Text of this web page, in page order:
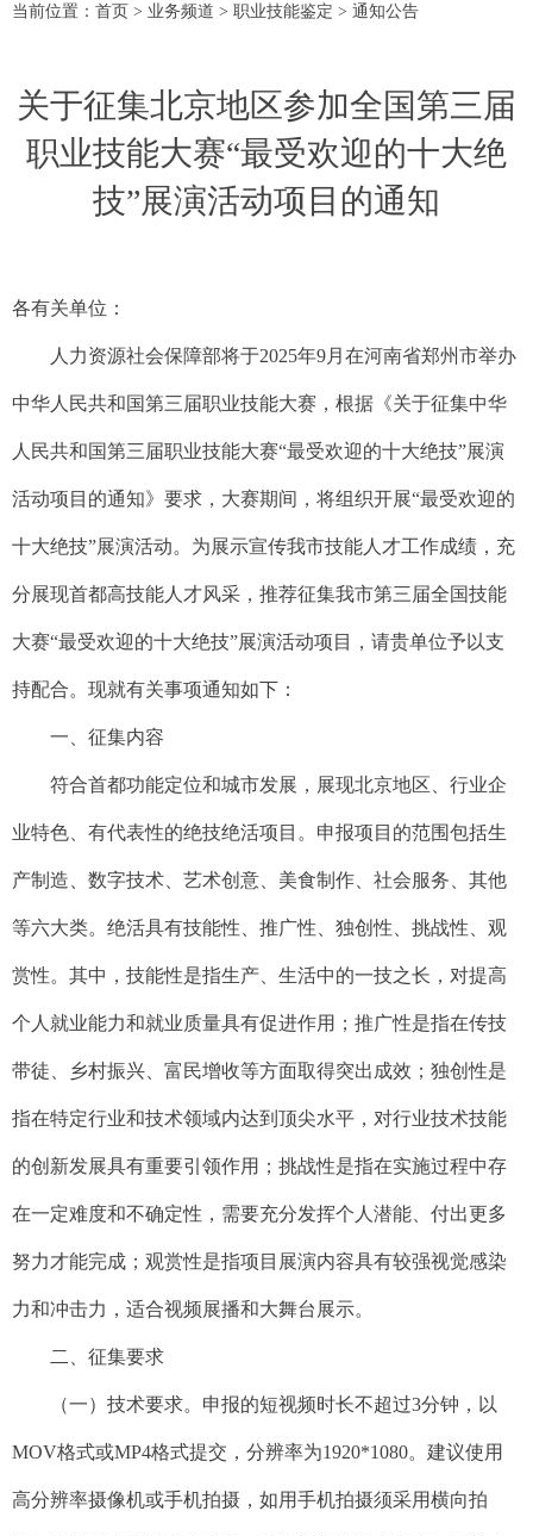
当前位置： 首页 > 业务频道 > 职业技能鉴定 > 通知公告
关于征集北京地区参加全国第三届
职业技能大赛“最受欢迎的十大绝
技”展演活动项目的通知
各有关单位：
人力资源社会保障部将于2025年9月在河南省郑州市举办
中华人民共和国第三届职业技能大赛，根据《关于征集中华
人民共和国第三届职业技能大赛“最受欢迎的十大绝技”展演
活动项目的通知》要求，大赛期间，将组织开展“最受欢迎的
十大绝技”展演活动。为展示宣传我市技能人才工作成绩，充
分展现首都高技能人才风采，推荐征集我市第三届全国技能
大赛“最受欢迎的十大绝技”展演活动项目，请贵单位予以支
持配合。现就有关事项通知如下：
一、征集内容
符合首都功能定位和城市发展，展现北京地区、行业企
业特色、有代表性的绝技绝活项目。申报项目的范围包括生
产制造、数字技术、艺术创意、美食制作、社会服务、其他
等六大类。绝活具有技能性、推广性、独创性、挑战性、观
赏性。其中，技能性是指生产、生活中的一技之长，对提高
个人就业能力和就业质量具有促进作用；推广性是指在传技
带徒、乡村振兴、富民增收等方面取得突出成效；独创性是
指在特定行业和技术领域内达到顶尖水平，对行业技术技能
的创新发展具有重要引领作用；挑战性是指在实施过程中存
在一定难度和不确定性，需要充分发挥个人潜能、付出更多
努力才能完成；观赏性是指项目展演内容具有较强视觉感染
力和冲击力，适合视频展播和大舞台展示。
二、征集要求
（一）技术要求。申报的短视频时长不超过3分钟，以
MOV格式或MP4格式提交，分辨率为1920*1080。建议使用
高分辨率摄像机或手机拍摄，如用手机拍摄须采用横向拍